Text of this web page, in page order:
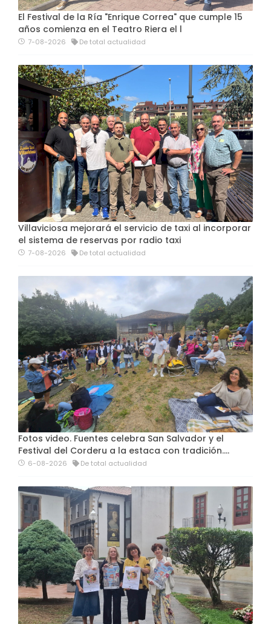
El Festival de la Ría "Enrique Correa" que cumple 15
años comienza en el Teatro Riera el l
7-08-2026 De total actualidad
Villaviciosa mejorará el servicio de taxi al incorporar
el sistema de reservas por radio taxi
7-08-2026 De total actualidad
Fotos video. Fuentes celebra San Salvador y el
Festival del Corderu a la estaca con tradición....
6-08-2026 De total actualidad